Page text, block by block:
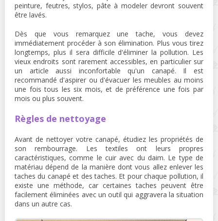
peinture, feutres, stylos, pâte à modeler devront souvent
être lavés.
Dès que vous remarquez une tache, vous devez
immédiatement procéder à son élimination. Plus vous tirez
longtemps, plus il sera difficile d'éliminer la pollution. Les
vieux endroits sont rarement accessibles, en particulier sur
un article aussi inconfortable qu'un canapé. Il est
recommandé d'aspirer ou d'évacuer les meubles au moins
une fois tous les six mois, et de préférence une fois par
mois ou plus souvent.
Règles de nettoyage
Avant de nettoyer votre canapé, étudiez les propriétés de
son rembourrage. Les textiles ont leurs propres
caractéristiques, comme le cuir avec du daim. Le type de
matériau dépend de la manière dont vous allez enlever les
taches du canapé et des taches. Et pour chaque pollution, il
existe une méthode, car certaines taches peuvent être
facilement éliminées avec un outil qui aggravera la situation
dans un autre cas.